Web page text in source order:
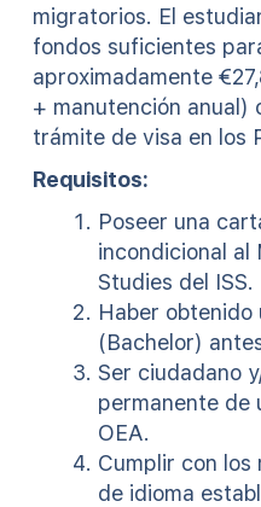
migratorios. El
fondos suficientes
aproximadamente
+ manutención anual)
trámite de visa en los
Requisitos:
Poseer una
incondicional al
Studies del ISS.
Haber
(Bachelor)
Ser ciudadano
permanente de
OEA.
Cumplir con
de idioma